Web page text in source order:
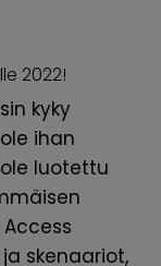
2022!
kyky
ihan
luotettu
skenaariot,